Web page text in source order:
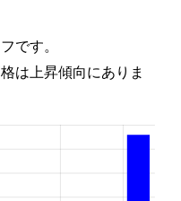
です。
は上昇傾向にありま